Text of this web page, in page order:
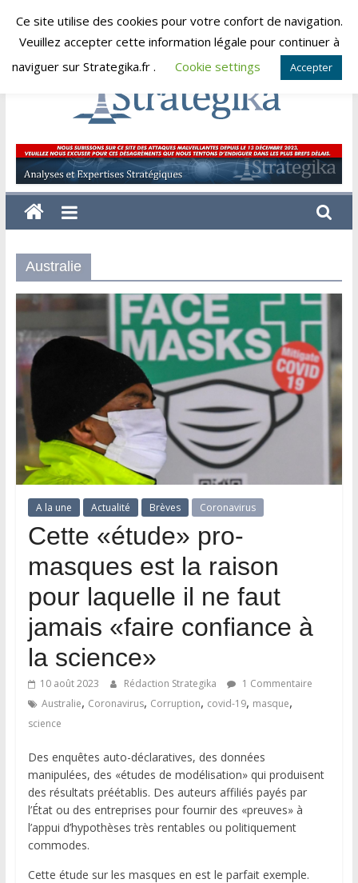
Skip
lundi, août 10, 2026
Strategika
Expertise
et
Analyses
Australie
A la une Actualité Brèves Coronavirus
Cette «étude» pro-
masques est la raison
pour laquelle il ne faut
jamais «faire confiance à
la science»
10 août 2023 Rédaction Strategika
1 Commentaire
Australie, Coronavirus, Corruption, covid-19, masque,
science
Des enquêtes auto-déclaratives, des données
manipulées, des «études de modélisation» qui produisent
des résultats préétablis. Des auteurs affiliés payés par
l’État ou des entreprises pour fournir des «preuves» à
l’appui d’hypothèses très rentables ou politiquement
commodes.
Cette étude sur les masques en est le parfait exemple.
Ce site utilise des cookies pour votre confort de navigation.
Veuillez accepter cette information légale pour continuer à
naviguer sur Strategika.fr .
Cookie settings Accepter